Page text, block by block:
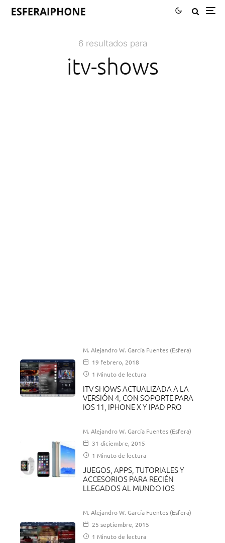
6 resultados para
itv-shows
M. Alejandro W. García Fuentes (Esfera)
19 febrero, 2018
1 Minuto de lectura
ITV SHOWS ACTUALIZADA A LA
VERSIÓN 4, CON SOPORTE PARA
IOS 11, IPHONE X Y IPAD PRO
M. Alejandro W. García Fuentes (Esfera)
31 diciembre, 2015
1 Minuto de lectura
JUEGOS, APPS, TUTORIALES Y
ACCESORIOS PARA RECIÉN
LLEGADOS AL MUNDO IOS
M. Alejandro W. García Fuentes (Esfera)
25 septiembre, 2015
1 Minuto de lectura